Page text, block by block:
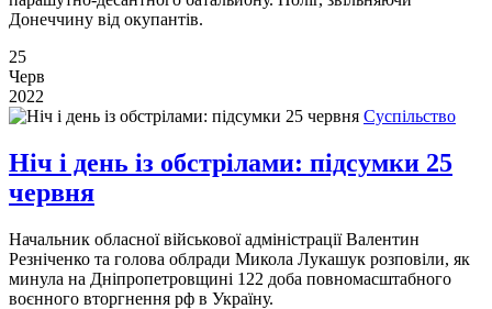
Донеччину від окупантів.
25
Черв
2022
Суспільство
Ніч і день із обстрілами: підсумки 25
червня
Начальник обласної військової адміністрації Валентин
Резніченко та голова облради Микола Лукашук розповіли, як
минула на Дніпропетровщині 122 доба повномасштабного
воєнного вторгнення рф в Україну.